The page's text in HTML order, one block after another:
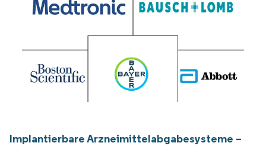
Implantierbare Arzneimittelabgabesysteme –